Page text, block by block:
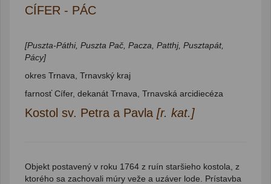
CÍFER - PÁC
[Puszta-Páthi, Puszta Pač, Pacza, Patthj, Pusztapát,
Pácy]
okres Trnava, Trnavský kraj
farnosť Cífer, dekanát Trnava, Trnavská arcidiecéza
Kostol sv. Petra a Pavla [r. kat.]
Objekt postavený v roku 1764 z ruín staršieho kostola, z
ktorého sa zachovali múry veže a uzáver lode. Prístavba